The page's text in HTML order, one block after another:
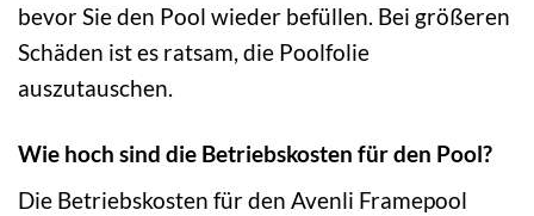
bevor Sie den Pool wieder befüllen. Bei größeren
Schäden ist es ratsam, die Poolfolie
auszutauschen.
Wie hoch sind die Betriebskosten für den Pool?
Die Betriebskosten für den Avenli Framepool